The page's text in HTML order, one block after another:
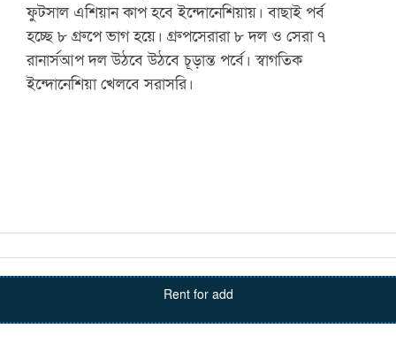
ফুটসাল এশিয়ান কাপ হবে ইন্দোনেশিয়ায়। বাছাই পর্ব
হচ্ছে ৮ গ্রুপে ভাগ হয়ে। গ্রুপসেরারা ৮ দল ও সেরা ৭
রানার্সআপ দল উঠবে উঠবে চূড়ান্ত পর্বে। স্বাগতিক
ইন্দোনেশিয়া খেলবে সরাসরি।
Rent for add